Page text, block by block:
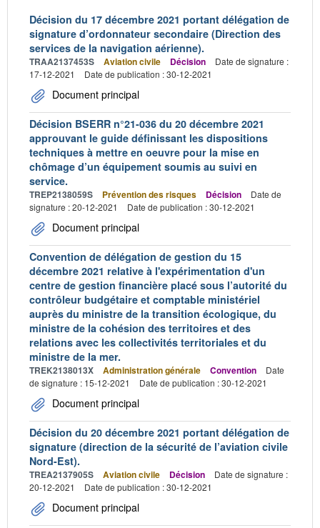
Décision du 17 décembre 2021 portant délégation de
signature d’ordonnateur secondaire (Direction des
services de la navigation aérienne).
TRAA2137453S Aviation civile Décision
Date de signature :
17-12-2021
Date de publication : 30-12-2021
Document principal
Décision BSERR n°21-036 du 20 décembre 2021
approuvant le guide définissant les dispositions
techniques à mettre en oeuvre pour la mise en
chômage d’un équipement soumis au suivi en
service.
TREP2138059S Prévention des risques Décision
Date de
signature : 20-12-2021
Date de publication : 30-12-2021
Document principal
Convention de délégation de gestion du 15
décembre 2021 relative à l'expérimentation d'un
centre de gestion financière placé sous l’autorité du
contrôleur budgétaire et comptable ministériel
auprès du ministre de la transition écologique, du
ministre de la cohésion des territoires et des
relations avec les collectivités territoriales et du
ministre de la mer.
TREK2138013X Administration générale Convention
Date
de signature : 15-12-2021
Date de publication : 30-12-2021
Document principal
Décision du 20 décembre 2021 portant délégation de
signature (direction de la sécurité de l’aviation civile
Nord-Est).
TREA2137905S Aviation civile Décision
Date de signature :
20-12-2021
Date de publication : 30-12-2021
Document principal